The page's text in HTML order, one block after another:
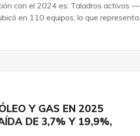
con el 2024 es: Taladros activos —
en 110 equipos, lo que representa
Y GAS EN 2025
DE 3,7% Y 19,9%,